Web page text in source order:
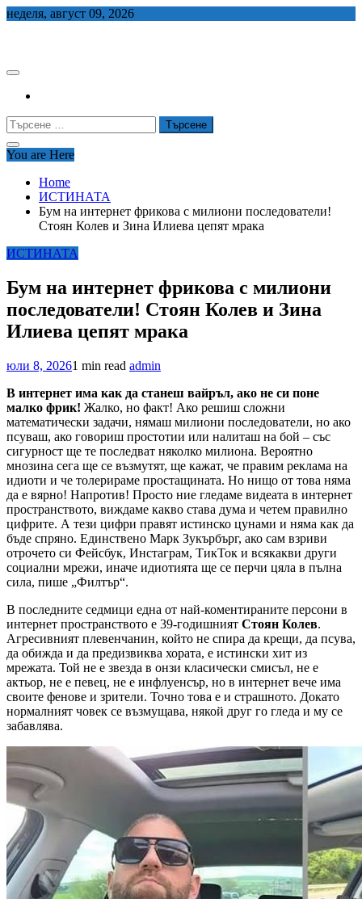
Skip
неделя, август 09, 2026
Търсене
за:
You are Here
Home
ИСТИНАТА
Бум на интернет фрикова с милиони последователи!
Стоян Колев и Зина Илиева цепят мрака
ИСТИНАТА
Бум на интернет фрикова с милиони
последователи! Стоян Колев и Зина
Илиева цепят мрака
юли 8, 20261 min read admin
В интернет има как да станеш вайръл, ако не си поне
малко фрик! Жалко, но факт! Ако решиш сложни
математически задачи, нямаш милиони последователи, но ако
псуваш, ако говориш простотии или налиташ на бой – със
сигурност ще те последват няколко милиона. Вероятно
мнозина сега ще се възмутят, ще кажат, че правим реклама на
идиоти и че толерираме простащината. Но нищо от това няма
да е вярно! Напротив! Просто ние гледаме видеата в интернет
пространството, виждаме какво става дума и четем правилно
цифрите. А тези цифри правят истинско цунами и няма как да
бъде спряно. Единствено Марк Зукърбърг, ако сам взриви
отрочето си Фейсбук, Инстаграм, ТикТок и всякакви други
социални мрежи, иначе идиотията ще се перчи цяла в пълна
сила, пише „Филтър“.
В последните седмици една от най-коментираните персони в
интернет пространството е 39-годишният Стоян Колев.
Агресивният плевенчанин, който не спира да крещи, да псува,
да обижда и да предизвиква хората, е истински хит из
мрежата. Той не е звезда в онзи класически смисъл, не е
актьор, не е певец, не е инфлуенсър, но в интернет вече има
своите фенове и зрители. Точно това е и страшното. Докато
нормалният човек се възмущава, някой друг го гледа и му се
забавлява.